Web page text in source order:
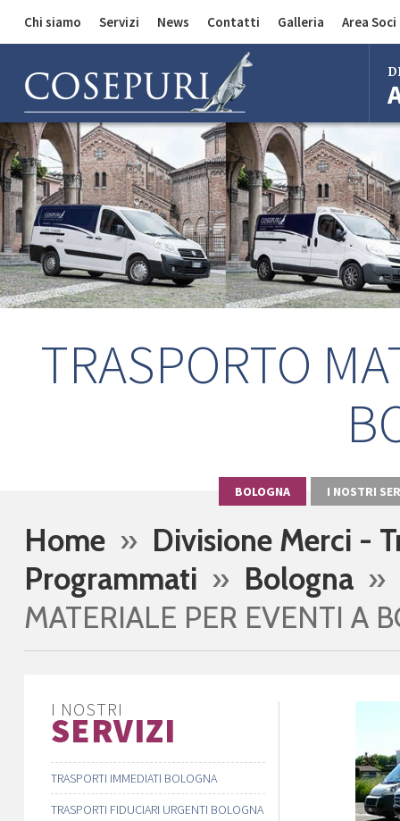
Chi siamo Servizi
Comunicazioni
News Contatti Galleria
Divisione Bus
Area Soci
TRASPORTO
BOLOGNA I NOSTRI
Home » Divisione Merci -
Programmati » Bologna »
MATERIALE PER EVENTI A
I NOSTRI
SERVIZI
TRASPORTI IMMEDIATI BOLOGNA
TRASPORTI FIDUCIARI URGENTI BOLOGNA